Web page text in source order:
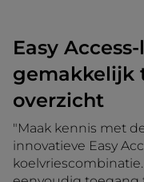
Easy
gemakkelijk
overzicht
"Maak kennis met
innovatieve Easy